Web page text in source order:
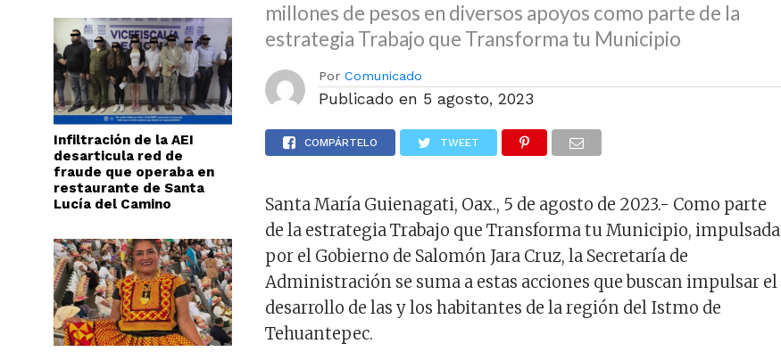
Infiltración de la AEI
desarticula red de
fraude que operaba en
restaurante de Santa
Lucía del Camino
millones de pesos en diversos apoyos como parte de la
estrategia Trabajo que Transforma tu Municipio
Por Comunicado
Publicado en 5 agosto, 2023
COMPÁRTELO TWEET
Santa María Guienagati, Oax., 5 de agosto de 2023.- Como parte
de la estrategia Trabajo que Transforma tu Municipio, impulsada
por el Gobierno de Salomón Jara Cruz, la Secretaría de
Administración se suma a estas acciones que buscan impulsar el
desarrollo de las y los habitantes de la región del Istmo de
Tehuantepec.